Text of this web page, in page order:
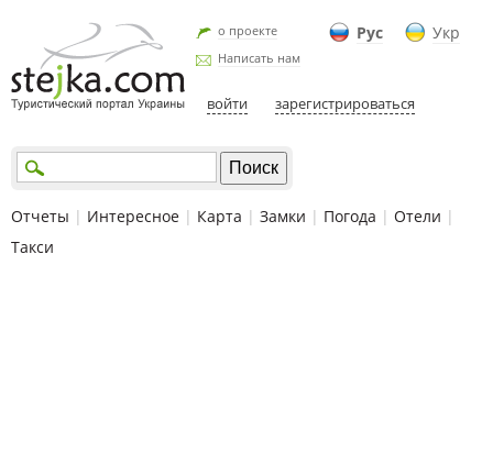
Рус Укр
о проекте
Написать нам
войти зарегистрироваться
Отчеты | Интересное | Карта | Замки | Погода | Отели |
Такси